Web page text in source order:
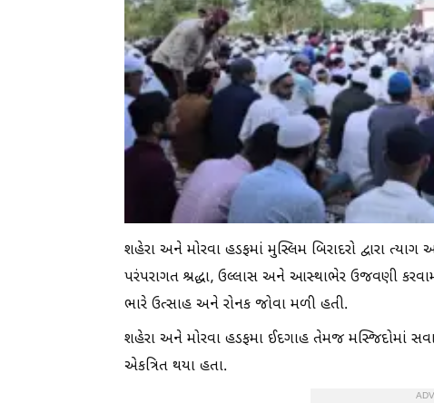
શહેરા અને મોરવા હડફમાં મુસ્લિમ બિરાદરો દ્વારા
પરંપરાગત શ્રદ્ધા, ઉલ્લાસ અને આસ્થાભેર ઉજવણી
ભારે ઉત્સાહ અને રોનક જોવા મળી હતી.
શહેરા અને મોરવા હડફમા ઈદગાહ તેમજ મસ્જિદોમાં
એકત્રિત થયા હતા.